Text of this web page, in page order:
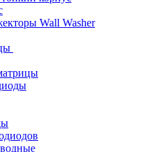
Wall Washer